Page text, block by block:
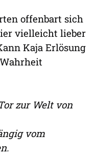
offenbart sich
vielleicht lieber
Kaja Erlösung
zur Welt von
vom